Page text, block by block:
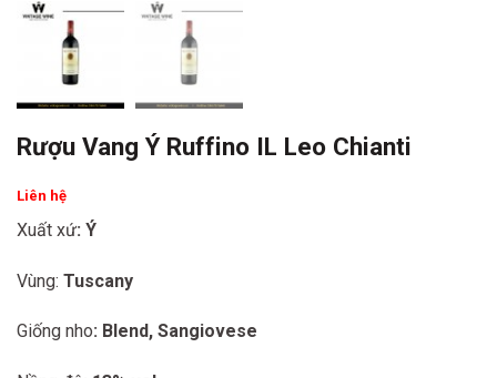
Rượu Vang Ý Ruffino IL Leo Chianti
Liên hệ
Xuất xứ: Ý
Vùng: Tuscany
Giống nho: Blend, Sangiovese